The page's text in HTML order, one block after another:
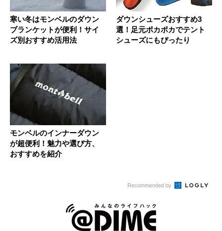
寒い冬はモンベルのダウン
ブランケットが便利！サイ
ズ別おすすめ活用法
ダウンシューズおすすめ3
選！足元ポカポカでテント
シューズにもぴったり
モンベルのインナーダウン
が超便利！魅力や選び方、
おすすめを紹介
Recommended by